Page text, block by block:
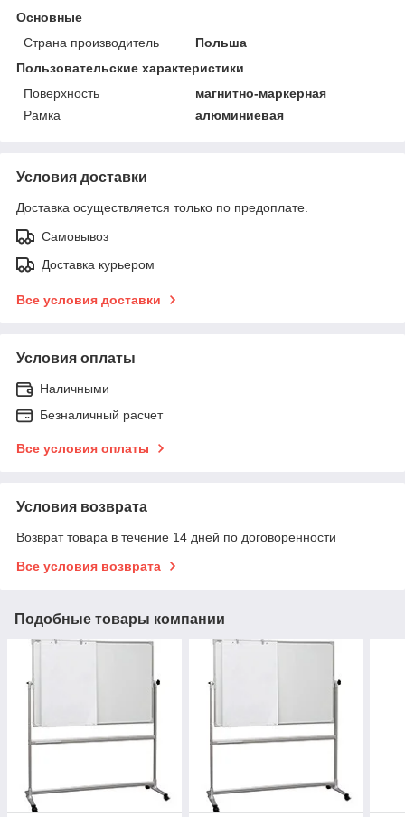
Основные
Страна производитель
Польша
Пользовательские характеристики
Поверхность
магнитно-маркерная
Рамка
алюминиевая
Условия доставки
Доставка осуществляется только по предоплате.
Самовывоз
Доставка курьером
Все условия доставки
Условия оплаты
Наличными
Безналичный расчет
Все условия оплаты
Условия возврата
Возврат товара в течение 14 дней по договоренности
Все условия возврата
Подобные товары компании